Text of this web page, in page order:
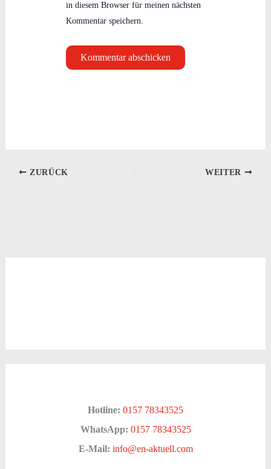
in diesem Browser für meinen nächsten
Kommentar speichern.
ZURÜCK WEITER
Hotline: 0157 78343525
WhatsApp: 0157 78343525
E-Mail: info@en-aktuell.com